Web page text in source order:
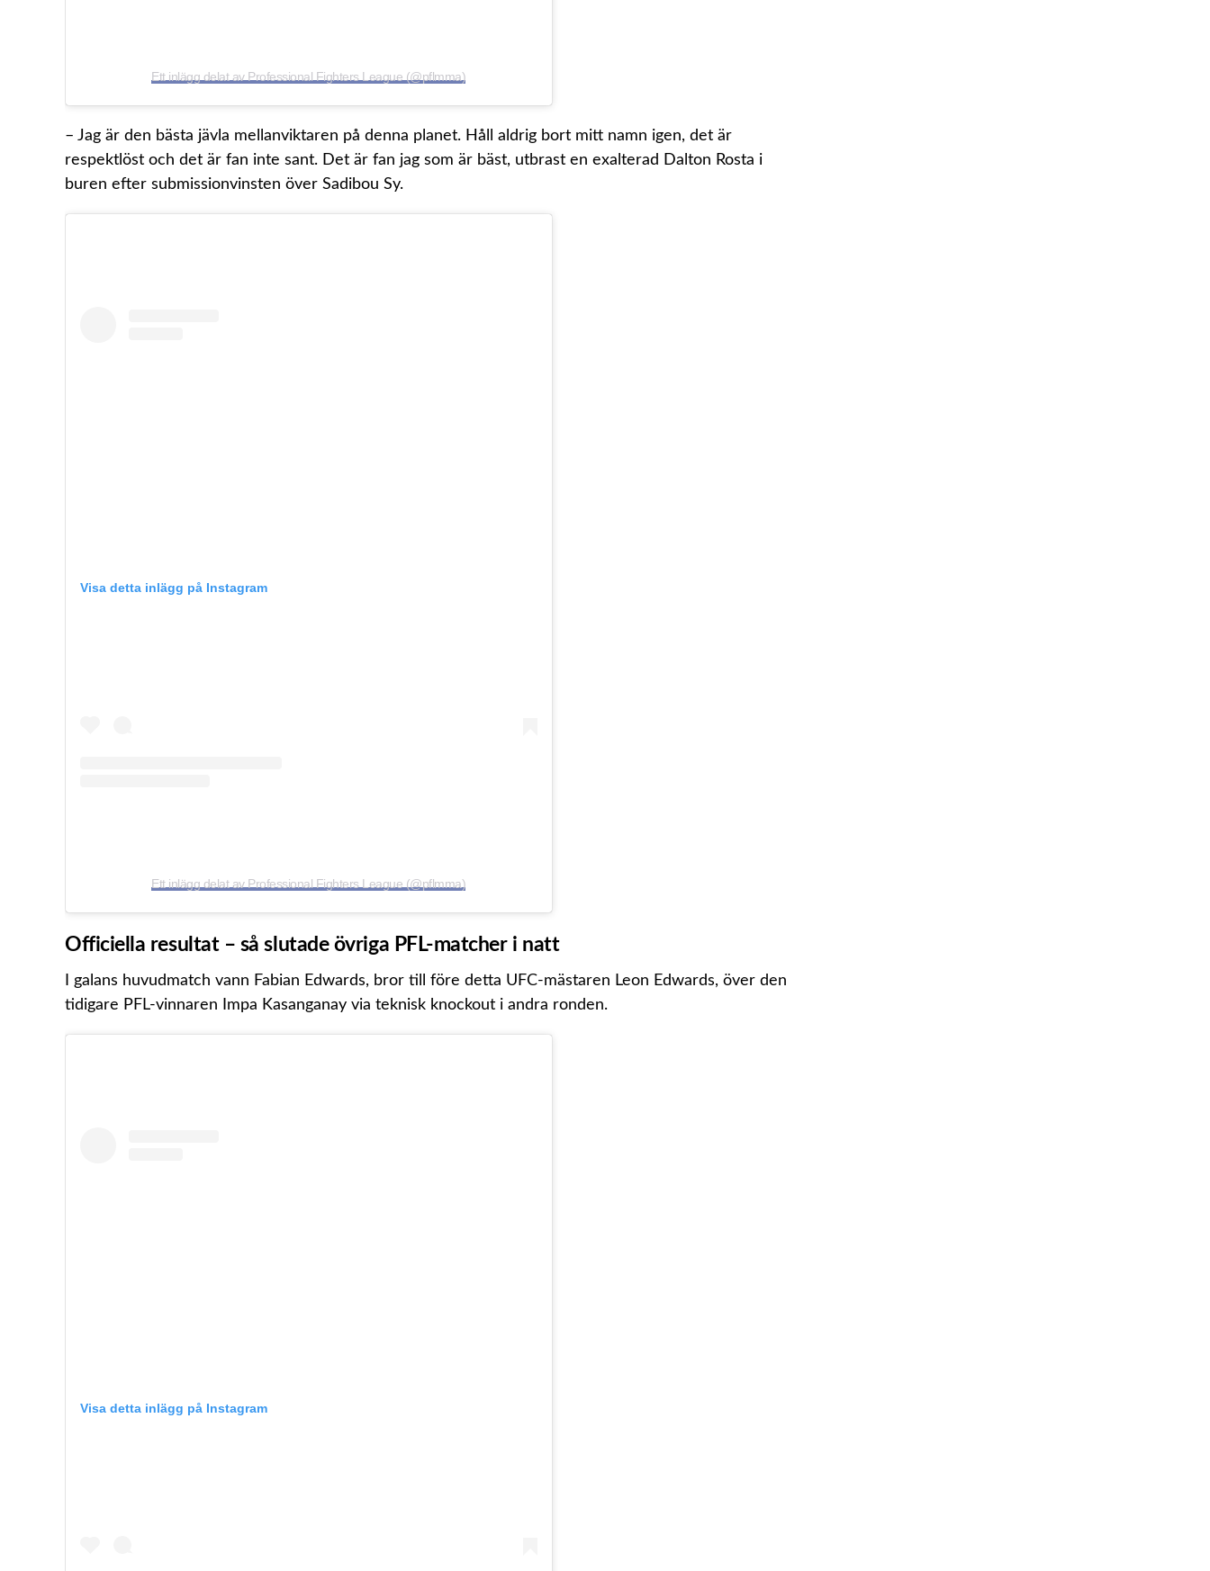
Ett inlägg delat av Professional Fighters League (@pflmma)
– Jag är den bästa jävla mellanviktaren på denna planet. Håll aldrig bort mitt namn igen, det är
respektlöst och det är fan inte sant. Det är fan jag som är bäst, utbrast en exalterad Dalton Rosta i
buren efter submissionvinsten över Sadibou Sy.
Visa detta inlägg på Instagram
Ett inlägg delat av Professional Fighters League (@pflmma)
Officiella resultat – så slutade övriga PFL-matcher i natt
I galans huvudmatch vann Fabian Edwards, bror till före detta UFC-mästaren Leon Edwards, över den
tidigare PFL-vinnaren Impa Kasanganay via teknisk knockout i andra ronden.
Visa detta inlägg på Instagram